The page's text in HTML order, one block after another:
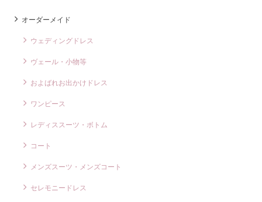
オーダーメイド
ウェディングドレス
ヴェール・小物等
およばれお出かけドレス
ワンピース
レディススーツ・ボトム
コート
メンズスーツ・メンズコート
セレモニードレス